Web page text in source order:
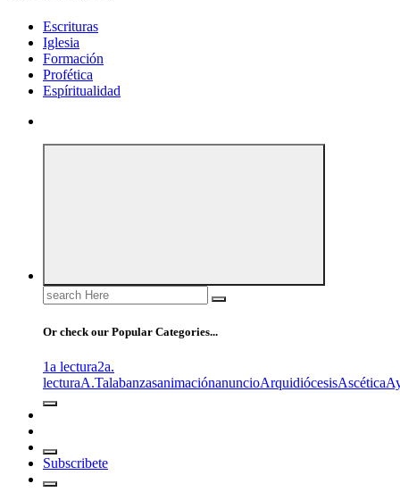
Escrituras
Iglesia
Formación
Profética
Espíritualidad
Search
for:
Or check our Popular Categories...
1a lectura2a.
lecturaA.TalabanzasanimaciónanuncioArquidiócesisAscética
Subscribete